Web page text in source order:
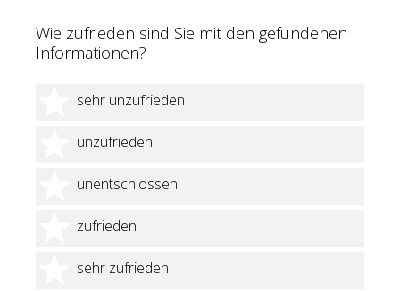
Wie zufrieden sind Sie mit den gefundenen
Informationen?
sehr unzufrieden
1 Stern
unzufrieden
2 Sterne
unentschlossen
3 Sterne
zufrieden
4 Sterne
sehr zufrieden
5 Sterne